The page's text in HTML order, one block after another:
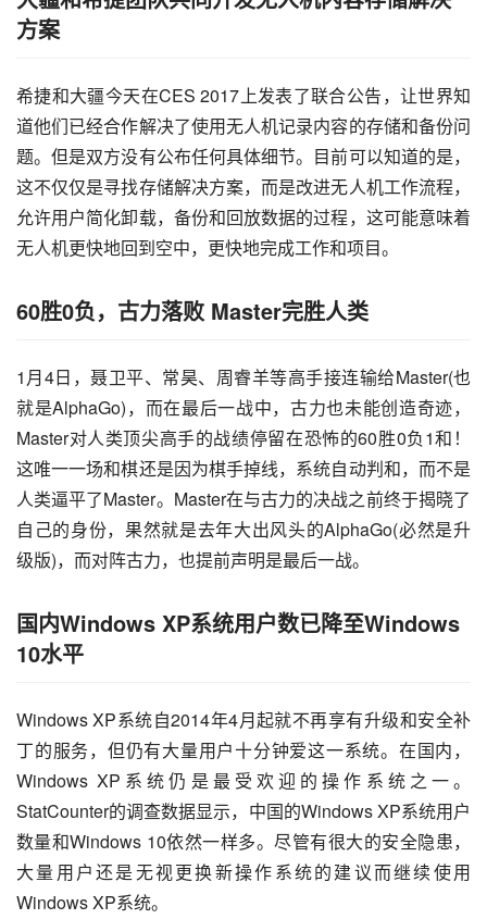
方案
希捷和大疆今天在CES 2017上发表了联合公告，让世界知
道他们已经合作解决了使用无人机记录内容的存储和备份问
题。但是双方没有公布任何具体细节。目前可以知道的是，
这不仅仅是寻找存储解决方案，而是改进无人机工作流程，
允许用户简化卸载，备份和回放数据的过程，这可能意味着
无人机更快地回到空中，更快地完成工作和项目。
60胜0负，古力落败 Master完胜人类
1月4日，聂卫平、常昊、周睿羊等高手接连输给Master(也
就是AlphaGo)，而在最后一战中，古力也未能创造奇迹，
Master对人类顶尖高手的战绩停留在恐怖的60胜0负1和！
这唯一一场和棋还是因为棋手掉线，系统自动判和，而不是
人类逼平了Master。Master在与古力的决战之前终于揭晓了
自己的身份，果然就是去年大出风头的AlphaGo(必然是升
级版)，而对阵古力，也提前声明是最后一战。
国内Windows XP系统用户数已降至Windows
10水平
Windows XP系统自2014年4月起就不再享有升级和安全补
丁的服务，但仍有大量用户十分钟爱这一系统。在国内，
Windows XP系统仍是最受欢迎的操作系统之一。
StatCounter的调查数据显示，中国的Windows XP系统用户
数量和Windows 10依然一样多。尽管有很大的安全隐患，
大量用户还是无视更换新操作系统的建议而继续使用
Windows XP系统。